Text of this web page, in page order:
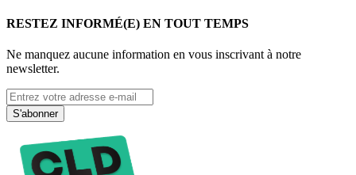
RESTEZ INFORMÉ(E) EN TOUT TEMPS
Ne manquez aucune information en vous inscrivant à notre
newsletter.
S'abonner